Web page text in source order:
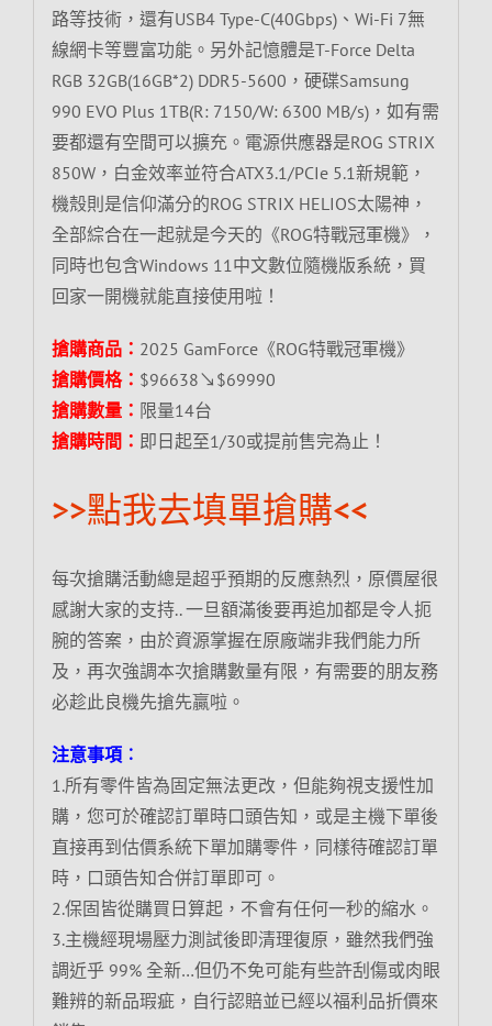
路等技術，還有USB4 Type-C(40Gbps)、Wi-Fi 7無
線網卡等豐富功能。另外記憶體是T-Force Delta
RGB 32GB(16GB*2) DDR5-5600，硬碟Samsung
990 EVO Plus 1TB(R: 7150/W: 6300 MB/s)，如有需
要都還有空間可以擴充。電源供應器是ROG STRIX
850W，白金效率並符合ATX3.1/PCIe 5.1新規範，
機殼則是信仰滿分的ROG STRIX HELIOS太陽神，
全部綜合在一起就是今天的《ROG特戰冠軍機》，
同時也包含Windows 11中文數位隨機版系統，買
回家一開機就能直接使用啦！
搶購商品： 2025 GamForce《ROG特戰冠軍機》
搶購價格： $96638↘$69990
搶購數量： 限量14台
搶購時間： 即日起至1/30或提前售完為止！
>>點我去填單搶購<<
每次搶購活動總是超乎預期的反應熱烈，原價屋很
感謝大家的支持.. 一旦額滿後要再追加都是令人扼
腕的答案，由於資源掌握在原廠端非我們能力所
及，再次強調本次搶購數量有限，有需要的朋友務
必趁此良機先搶先贏啦。
注意事項︰
1.所有零件皆為固定無法更改，但能夠視支援性加
購，您可於確認訂單時口頭告知，或是主機下單後
直接再到估價系統下單加購零件，同樣待確認訂單
時，口頭告知合併訂單即可。
2.保固皆從購買日算起，不會有任何一秒的縮水。
3.主機經現場壓力測試後即清理復原，雖然我們強
調近乎 99% 全新…但仍不免可能有些許刮傷或肉眼
難辨的新品瑕疵，自行認賠並已經以福利品折價來